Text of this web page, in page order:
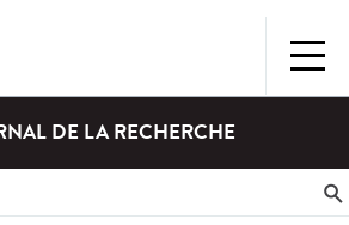
DE LA RECHERCHE